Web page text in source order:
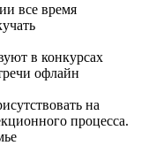
все время
в конкурсах
офлайн
на
процесса.